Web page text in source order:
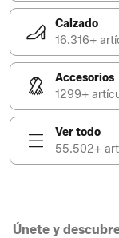
Calzado
16.316+
Accesorios
1299+
Ver todo
55.502+
Únete y